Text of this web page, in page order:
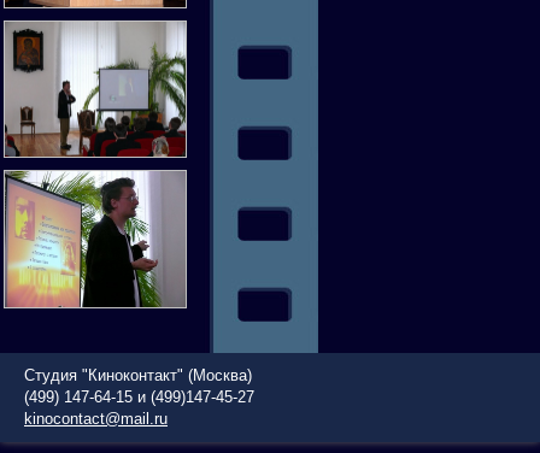
Студия "Киноконтакт" (Москва)
(499) 147-64-15 и (499)147-45-27
kinocontact@mail.ru